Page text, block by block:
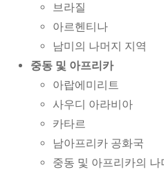
브라질
아르헨티나
남미의 나머지 지역
중동 및 아프리카
아랍에미리트
사우디 아라비아
카타르
남아프리카 공화국
중동 및 아프리카의 나